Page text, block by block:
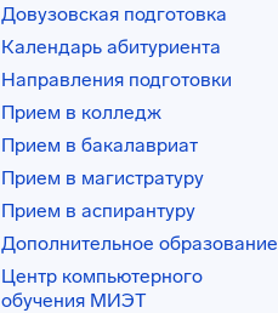
Довузовская подготовка
Календарь абитуриента
Направления подготовки
Прием в колледж
Прием в бакалавриат
Прием в магистратуру
Прием в аспирантуру
Дополнительное образование
Центр компьютерного
обучения МИЭТ